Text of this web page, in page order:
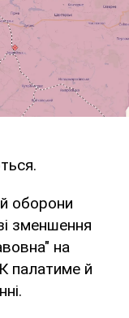
оборони
зменшення
на
палатиме й